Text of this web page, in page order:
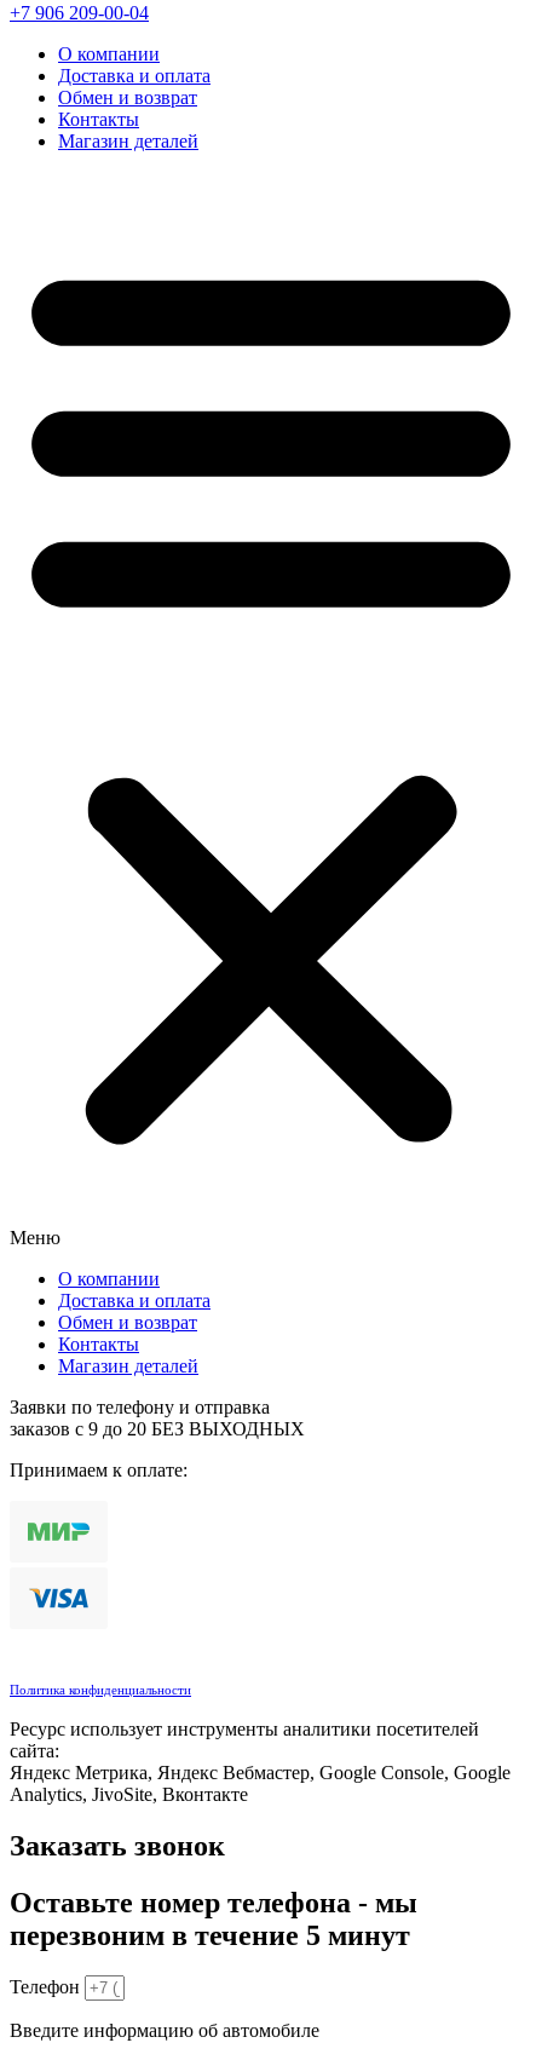
+7 906 209-00-04
О компании
Доставка и оплата
Обмен и возврат
Контакты
Магазин деталей
Меню
О компании
Доставка и оплата
Обмен и возврат
Контакты
Магазин деталей
Заявки по телефону и отправка
заказов с 9 до 20 БЕЗ ВЫХОДНЫХ
Принимаем к оплате:
Политика конфиденциальности
Ресурс использует инструменты аналитики посетителей
сайта:
Яндекс Метрика, Яндекс Вебмастер, Google Console, Google
Analytics, JivoSite, Вконтакте
Заказать звонок
Оставьте номер телефона - мы
перезвоним в течение 5 минут
Телефон
Введите информацию об автомобиле